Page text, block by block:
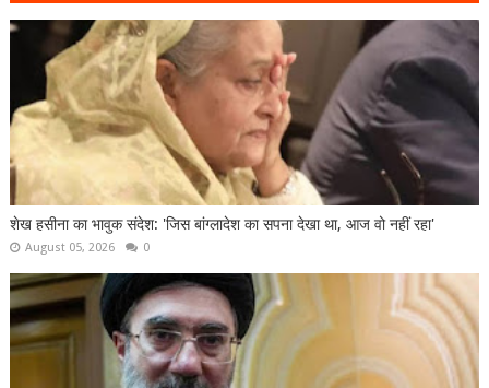
शेख हसीना का भावुक संदेश: 'जिस बांग्लादेश का सपना देखा था, आज वो नहीं रहा'
August 05, 2026 0